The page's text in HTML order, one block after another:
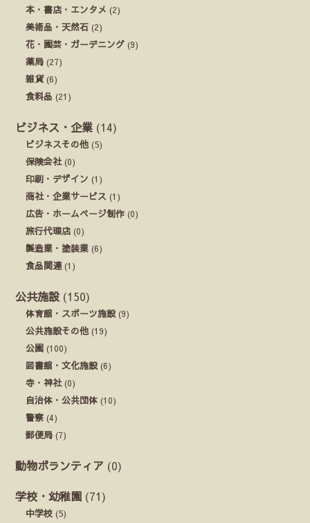
本・書店・エンタメ (2)
美術品・天然石 (2)
花・園芸・ガーデニング (9)
薬局 (27)
雑貨(6)
食料品 (21)
ビジネス・企業 (14)
ビジネスその他 (5)
保険会社(0)
印刷・デザイン (1)
商社・企業サービス (1)
広告・ホームページ制作 (0)
旅行代理店 (0)
製造業・塗装業 (6)
食品関連 (1)
公共施設 (150)
体育館・スポーツ施設(9)
公共施設その他 (19)
公園 (100)
図書館・文化施設(6)
寺・神社(0)
自治体・公共団体 (10)
警察 (4)
郵便局 (7)
動物ボランティア (0)
学校・幼稚園 (71)
中学校 (5)